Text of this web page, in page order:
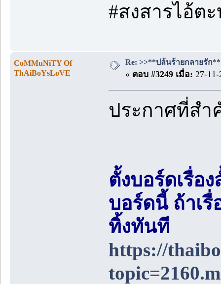
#สงสารไอ้ต
CoMMuNiTY Of
ThAiBoYsLoVE
Re: >>**ปล้นร้ายกลายรัก
« ตอบ #3249 เมื่อ: 27-11-
ประกาศที่ส
ตั้งบอร์ดเรื่อ
บอร์ดนี้ ถ้าเ
ทิ้งทันที
https://